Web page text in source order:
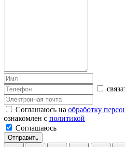
Соглашаюсь на обработку
ознакомлен с политикой
Соглашаюсь
Отправить